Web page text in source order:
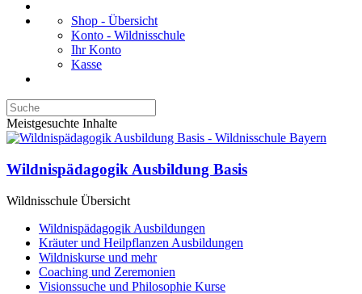
Shop - Übersicht
Konto - Wildnisschule
Ihr Konto
Kasse
Meistgesuchte Inhalte
Wildnispädagogik Ausbildung Basis
Wildnisschule Übersicht
Wildnispädagogik Ausbildungen
Kräuter und Heilpflanzen Ausbildungen
Wildniskurse und mehr
Coaching und Zeremonien
Visionssuche und Philosophie Kurse